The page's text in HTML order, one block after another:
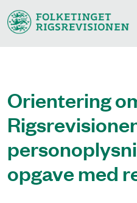
Orientering
opgave med